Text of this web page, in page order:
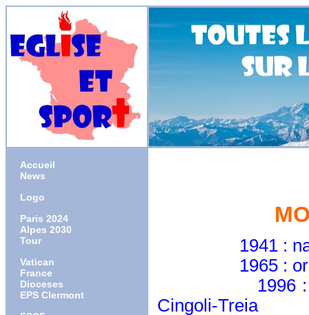
Accueil
News
Logo
Paris 2024
Alpes 2030
Tour
Vatican
France
Dioceses
EPS Clermont
1941 :
1965 :
1996
Cingoli-Treia